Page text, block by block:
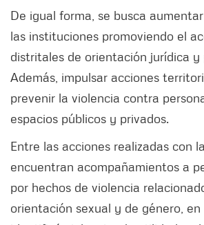
De igual forma, se busca
las instituciones promoviendo el
distritales de orientación jurídica y
Además, impulsar acciones
prevenir la violencia contra
espacios públicos y privados.
Entre las acciones realizadas con
encuentran acompañamientos a
por hechos de violencia
orientación sexual y de género, en